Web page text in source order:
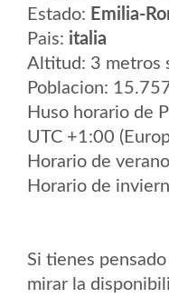
Estado: Emilia-
Pais: italia
Altitud: 3 metros
Poblacion:
Huso horario de
UTC +1:00
Horario de
Horario de
Si tienes
mirar la